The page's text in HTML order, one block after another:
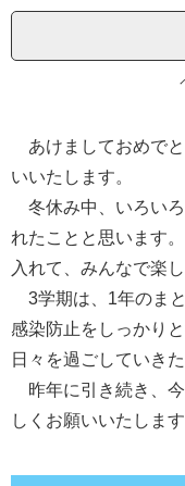
あけましておめで
いいたします。
冬休み中、いろい
れたことと思います
入れて、みんなで楽
3学期は、1年のま
感染防止をしっかり
日々を過ごしていき
昨年に引き続き、
しくお願いいたします